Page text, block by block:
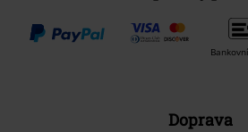
Doprava